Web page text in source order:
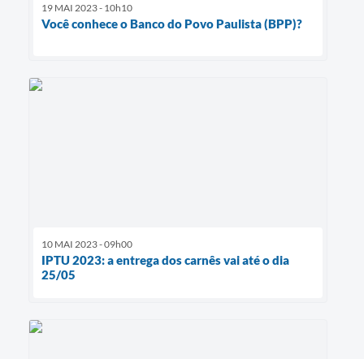
19 MAI 2023 - 10h10
Você conhece o Banco do Povo Paulista (BPP)?
10 MAI 2023 - 09h00
IPTU 2023: a entrega dos carnês vai até o dia
25/05